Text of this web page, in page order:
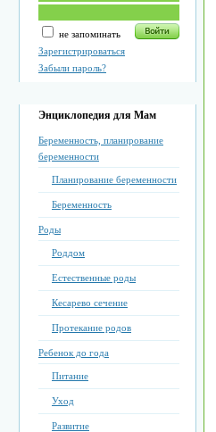
не запоминать
Зарегистрироваться
Забыли пароль?
Энциклопедия для Мам
Беременность, планирование
беременности
Планирование беременности
Беременность
Роды
Роддом
Естественные роды
Кесарево сечение
Протекание родов
Ребенок до года
Питание
Уход
Развитие